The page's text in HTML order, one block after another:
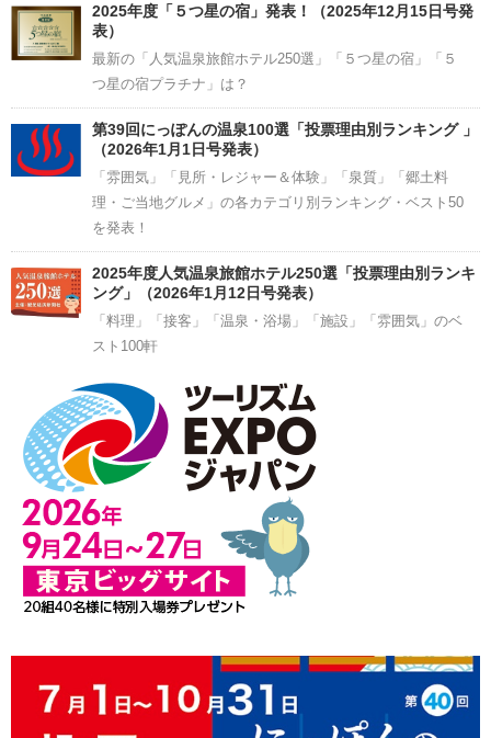
2025年度「５つ星の宿」発表！（2025年12月15日号発
表）
最新の「人気温泉旅館ホテル250選」「５つ星の宿」「５
つ星の宿プラチナ」は？
第39回にっぽんの温泉100選「投票理由別ランキング 」
（2026年1月1日号発表）
「雰囲気」「見所・レジャー＆体験」「泉質」「郷土料
理・ご当地グルメ」の各カテゴリ別ランキング・ベスト50
を発表！
2025年度人気温泉旅館ホテル250選「投票理由別ランキ
ング」（2026年1月12日号発表）
「料理」「接客」「温泉・浴場」「施設」「雰囲気」のベ
スト100軒